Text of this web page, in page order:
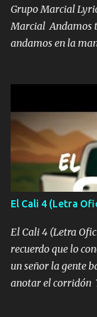
Grupo Marcial
Marcial Andamos
andamos en la
coronamos Se
Un gallardo me
tranquilizando
los versos que
se atora Pero
aunque ustedes
echarle chingazos
El Cali 4 (Letra
El Cali 4 (Letra
recuerdo que lo
un señor la gente
anotar el corridón